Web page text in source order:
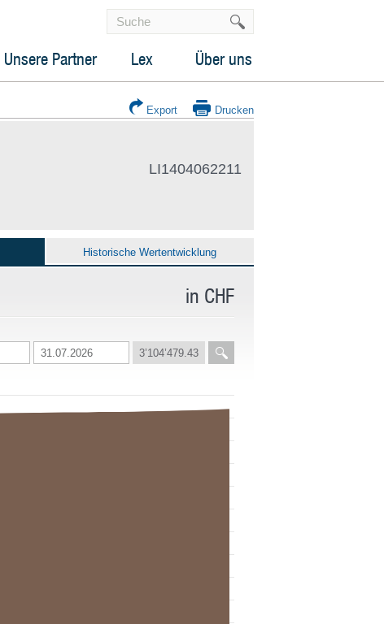
Unsere Partner Lex Über uns
Export Drucken
LI1404062211
Historische Wertentwicklung
in CHF
3’104’479.43